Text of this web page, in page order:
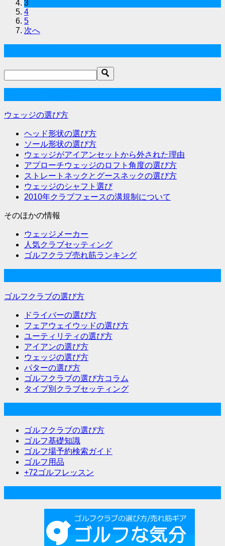
3
4
5
次へ
ウェッジの選び方
ヘッド形状の選び方
ソール形状の選び方
ウェッジがアイアンセットから外された理由
アプローチウェッジのロフト角度の選び方
ストレートネックとグースネックの選び方
ウェッジのシャフト選び
2010年クラブフェースの溝規制について
そのほかの情報
ウェッジメーカー
人気クラブセッティング
ゴルフクラブ売れ筋ランキング
ゴルフクラブの選び方
ドライバーの選び方
フェアウェイウッドの選び方
ユーティリティの選び方
アイアンの選び方
ウェッジの選び方
パターの選び方
ゴルフクラブの選び方コラム
タイプ別クラブセッティング
ゴルフクラブの選び方
ゴルフ基礎知識
ゴルフ場予約検索ガイド
ゴルフ用品
+72ゴルフレッスン